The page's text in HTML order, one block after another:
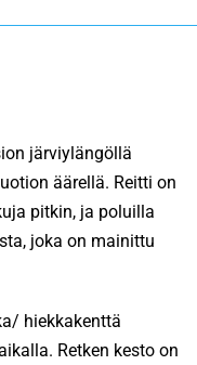
järviylängöllä
äärellä. Reitti on
pitkin, ja poluilla
joka on mainittu
hiekkakenttä
Retken kesto on